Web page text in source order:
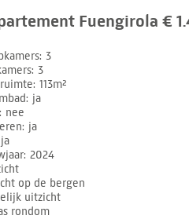
Fuengirola €
3
3
113m²
ja
nee
ja
ja
2024
op de bergen
uitzicht
rondom